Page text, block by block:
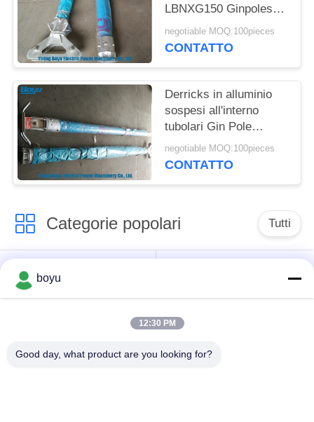
LBNXG150 Ginpoles
Derricks 10-15kN
Carico verticale
negotiable MOQ:100pieces
CONTATTO
Derricks in alluminio
sospesi all'interno
tubolari Gin Pole
Fattore di sicurezza
2.5K
negotiable MOQ:100pieces
CONTATTO
Categorie popolari Tutti
linea di trasmissione
che mette insieme
attrezzatura
attrezzatura
insieme attrezzatura
torsione
boyu
12:30 PM
Good day, what product are you looking for?